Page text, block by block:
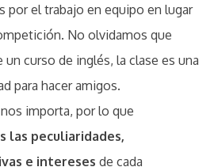
por el trabajo en equipo en lugar
No olvidamos que
un curso de inglés, la clase es una
para hacer amigos.
importa, por lo que
las peculiaridades,
e intereses de cada